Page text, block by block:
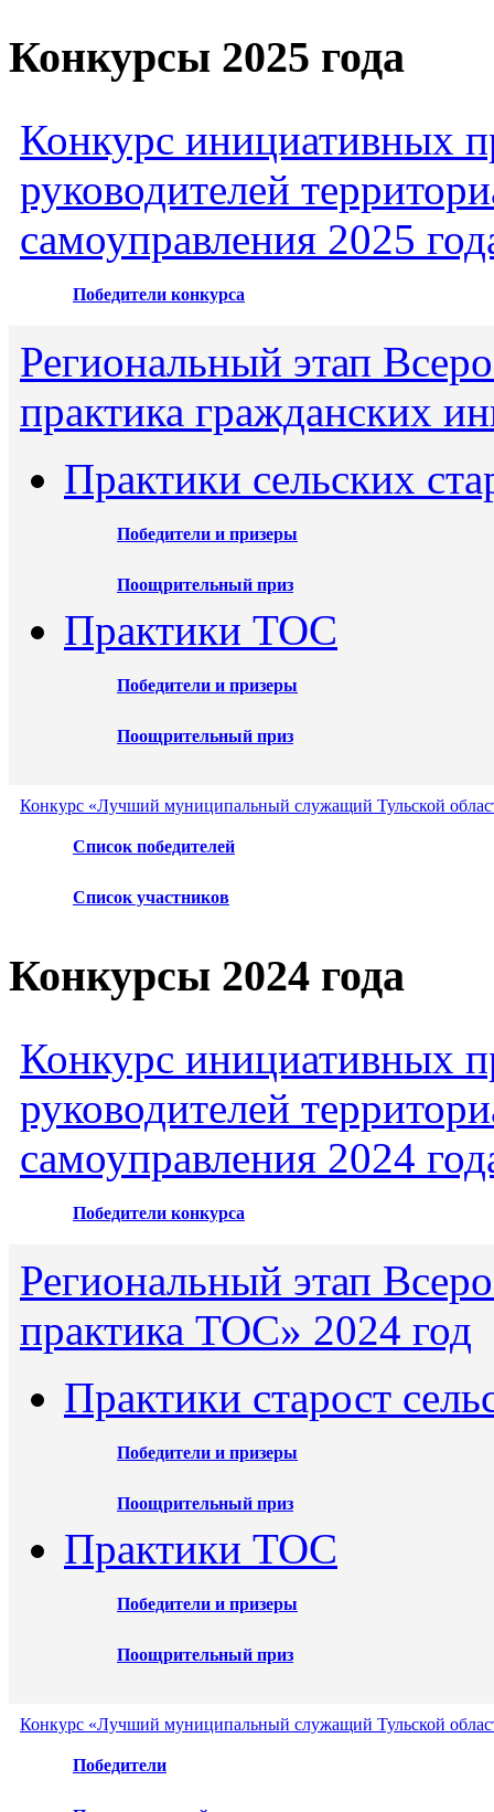
Конкурсы 2025 года
Конкурс инициативных
руководителей
самоуправления 2025
Победители конкурса
Региональный этап
практика гражданских
Практики сельских
Победители и призеры
Поощрительный приз
Практики ТОС
Победители и призеры
Поощрительный приз
Конкурс «Лучший муниципальный служащий Тульской
Список победителей
Список участников
Конкурсы 2024 года
Конкурс инициативных
руководителей
самоуправления 2024
Победители конкурса
Региональный этап
практика ТОС» 2024 год
Практики старост
Победители и призеры
Поощрительный приз
Практики ТОС
Победители и призеры
Поощрительный приз
Конкурс «Лучший муниципальный служащий Тульской
Победители